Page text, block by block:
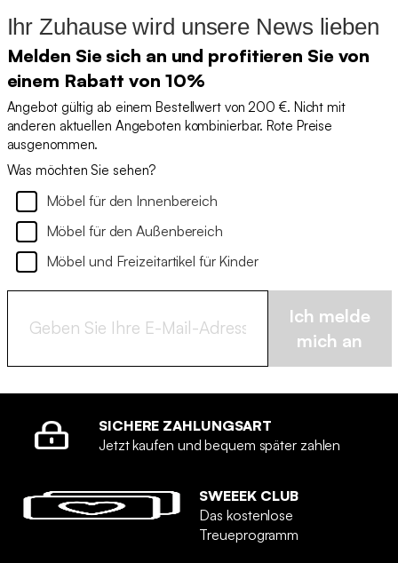
Ihr Zuhause wird unsere News lieben
Melden Sie sich an und profitieren Sie von
einem Rabatt von 10%
Angebot gültig ab einem Bestellwert von 200 €. Nicht mit
anderen aktuellen Angeboten kombinierbar. Rote Preise
ausgenommen.
Was möchten Sie sehen?
Möbel für den Innenbereich
Möbel für den Außenbereich
Möbel und Freizeitartikel für Kinder
Ich melde
mich an
SICHERE ZAHLUNGSART
Jetzt kaufen und bequem später zahlen
SWEEEK CLUB
Das kostenlose
Treueprogramm